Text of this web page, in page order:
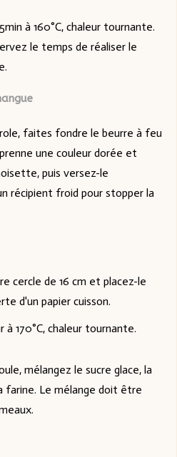
à 160°C, chaleur tournante.
le temps de réaliser le
faites fondre le beurre à feu
une couleur dorée et
puis versez-le
récipient froid pour stopper la
cercle de 16 cm et placez-le
d'un papier cuisson.
170°C, chaleur tournante.
mélangez le sucre glace, la
farine. Le mélange doit être